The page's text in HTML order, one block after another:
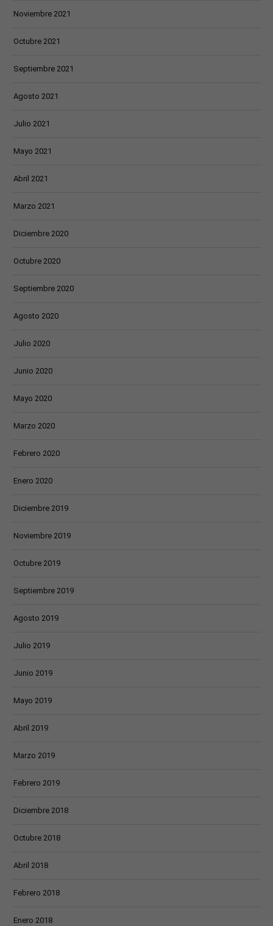
Noviembre 2021
Octubre 2021
Septiembre 2021
Agosto 2021
Julio 2021
Mayo 2021
Abril 2021
Marzo 2021
Diciembre 2020
Octubre 2020
Septiembre 2020
Agosto 2020
Julio 2020
Junio 2020
Mayo 2020
Marzo 2020
Febrero 2020
Enero 2020
Diciembre 2019
Noviembre 2019
Octubre 2019
Septiembre 2019
Agosto 2019
Julio 2019
Junio 2019
Mayo 2019
Abril 2019
Marzo 2019
Febrero 2019
Diciembre 2018
Octubre 2018
Abril 2018
Febrero 2018
Enero 2018